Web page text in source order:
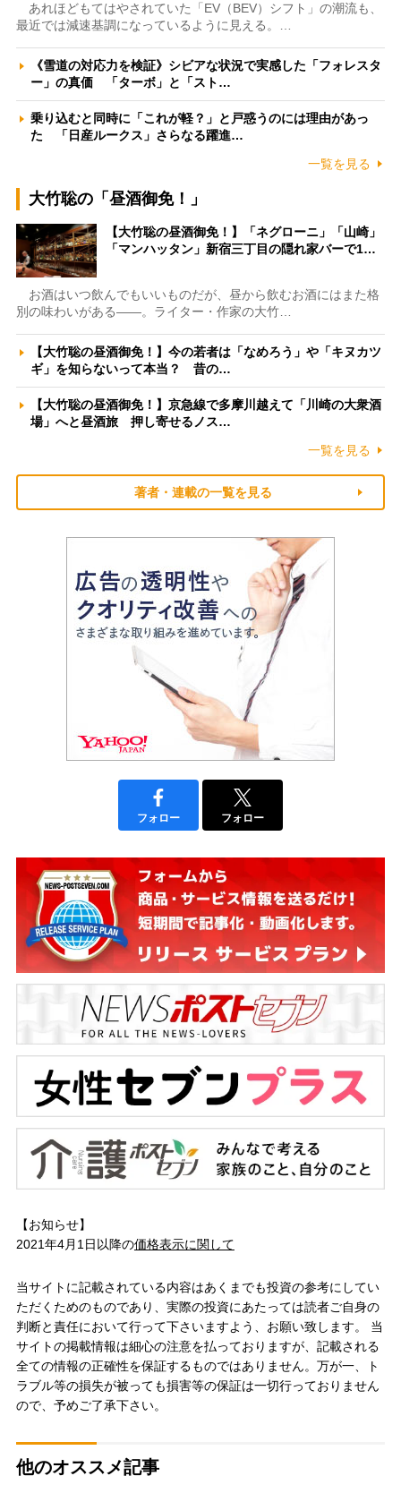
あれほどもてはやされていた「EV（BEV）シフト」の潮流も、
最近では減速基調になっているように見える。…
《雪道の対応力を検証》シビアな状況で実感した「フォレスタ
ー」の真価 「ターボ」と「スト…
乗り込むと同時に「これが軽？」と戸惑うのには理由があっ
た 「日産ルークス」さらなる躍進…
一覧を見る
大竹聡の「昼酒御免！」
【大竹聡の昼酒御免！】「ネグローニ」「山崎」
「マンハッタン」新宿三丁目の隠れ家バーで1…
お酒はいつ飲んでもいいものだが、昼から飲むお酒にはまた格
別の味わいがある――。ライター・作家の大竹…
【大竹聡の昼酒御免！】今の若者は「なめろう」や「キヌカツ
ギ」を知らないって本当？ 昔の…
【大竹聡の昼酒御免！】京急線で多摩川越えて「川崎の大衆酒
場」へと昼酒旅 押し寄せるノス…
一覧を見る
著者・連載の一覧を見る
フォロー フォロー
【お知らせ】
2021年4月1日以降の価格表示に関して
当サイトに記載されている内容はあくまでも投資の参考にしてい
ただくためのものであり、実際の投資にあたっては読者ご自身の
判断と責任において行って下さいますよう、お願い致します。 当
サイトの掲載情報は細心の注意を払っておりますが、記載される
全ての情報の正確性を保証するものではありません。万が一、ト
ラブル等の損失が被っても損害等の保証は一切行っておりません
ので、予めご了承下さい。
他のオススメ記事